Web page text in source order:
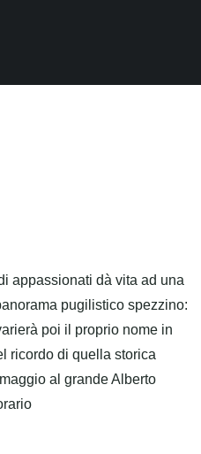
appassionati dà vita ad una
pugilistico spezzino:
poi il proprio nome in
ricordo di quella storica
al grande Alberto